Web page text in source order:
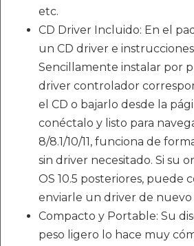
etc.
CD Driver Incluido: En el
un CD driver e
Sencillamente instalar por
driver controlador
el CD o bajarlo desde la
conéctalo y listo para
8/8.1/10/11, funciona de
sin driver necesitado. Si su
OS 10.5 posteriores, puede
enviarle un driver de nuevo
Compacto y Portable: Su
peso ligero lo hace muy